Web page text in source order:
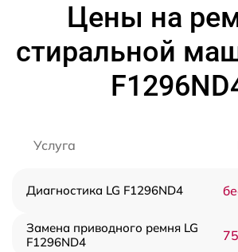
Цены на
стиральной
Услуга
Диагностика LG F1296ND4
Замена приводного ремня LG
F1296ND4